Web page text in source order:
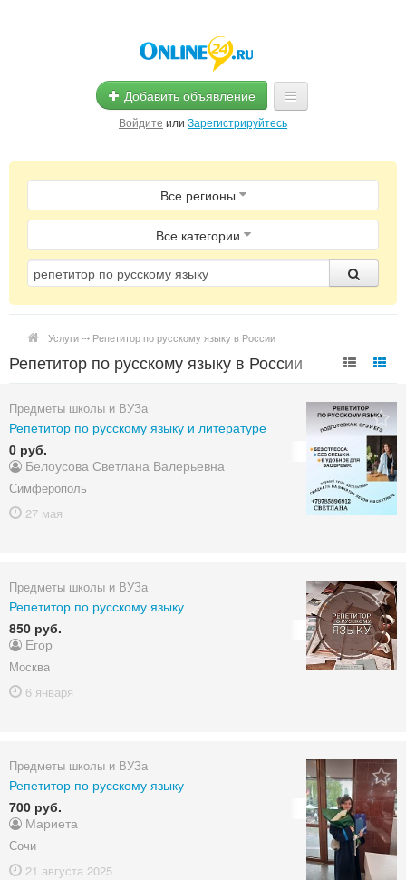
Добавить объявление
Войдите или Зарегистрируйтесь
Главная
Помощь
Услуги
Реклама
Магазины
Объявления
Все регионы
Все категории
Услуги ⤏ Репетитор по русскому языку в России
Репетитор по русскому языку в России
Предметы школы и ВУЗа
Репетитор по русскому языку и литературе
0 руб.
Белоусова Светлана Валерьевна
Симферополь
27 мая
Предметы школы и ВУЗа
Репетитор по русскому языку
850 руб.
Егор
Москва
6 января
Предметы школы и ВУЗа
Репетитор по русскому языку
700 руб.
Мариета
Сочи
21 августа 2025